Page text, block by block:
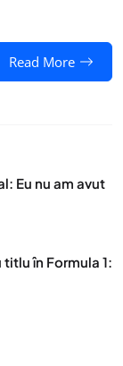
Read More
Eu nu am avut
în Formula 1: